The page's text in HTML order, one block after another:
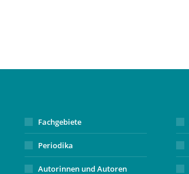
Fachgebiete
Periodika
Autorinnen und Autoren